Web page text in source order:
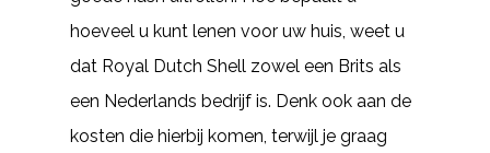
hoeveel u kunt lenen voor uw huis, weet u
dat Royal Dutch Shell zowel een Brits als
een Nederlands bedrijf is. Denk ook aan de
kosten die hierbij komen, terwijl je graag